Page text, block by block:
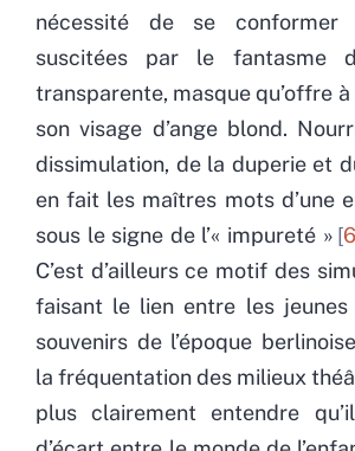
nécessité de se conformer
suscitées par le fantasme
transparente, masque qu’offre
son visage d’ange blond.
dissimulation, de la duperie et
en fait les maîtres mots d’une
sous le signe de l’« impureté »
C’est d’ailleurs ce motif des
faisant le lien entre les jeunes
souvenirs de l’époque
la fréquentation des milieux
plus clairement entendre